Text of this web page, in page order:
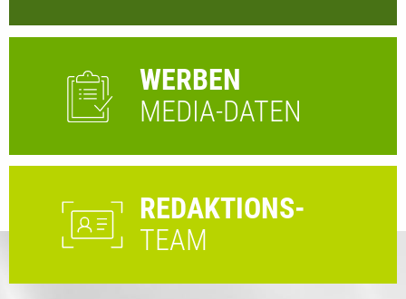
WERBEN
MEDIA-DATEN
REDAKTIONS-
TEAM